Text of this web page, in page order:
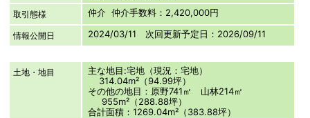
取引態様 仲介 仲介手数料：2,420,000円
情報公開日 2024/03/11 次回更新予定日：2026/09/11
土地・地目
主な地目:宅地（現況：宅地）
314.04m²（94.99坪）
その他の地目：原野741㎡ 山林214㎡
955m²（288.88坪）
合計面積：1269.04m²（383.88坪）